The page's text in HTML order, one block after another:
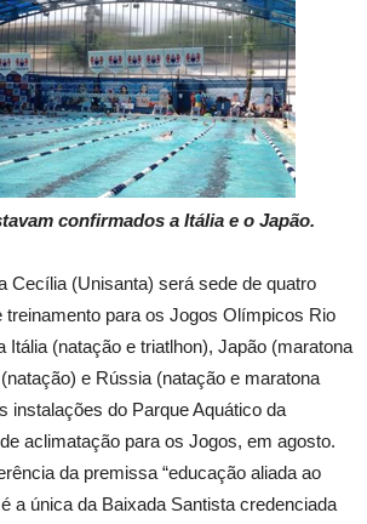
confirmados a Itália e o Japão.
Cecília (Unisanta) será sede de quatro
treinamento para os Jogos Olímpicos Rio
Itália (natação e triatlhon), Japão (maratona
e Rússia (natação e maratona
instalações do Parque Aquático da
aclimatação para os Jogos, em agosto.
da premissa “educação aliada ao
a única da Baixada Santista credenciada